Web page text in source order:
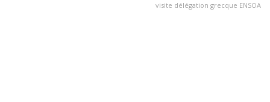
visite délégation grecque ENSOA